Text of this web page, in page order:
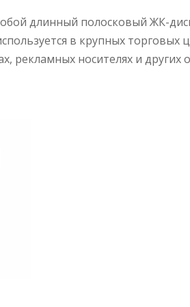
длинный полосковый ЖК-
в крупных торговых
рекламных носителях и других